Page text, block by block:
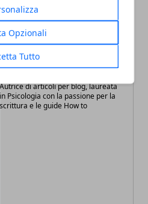
Opzionali
Tutto
Annalisa Biasi
Autrice di articoli per blog, laureata
in Psicologia con la passione per la
scrittura e le guide How to